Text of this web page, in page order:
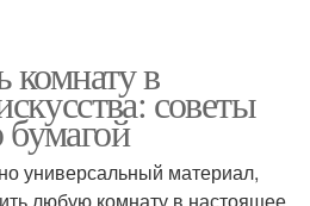
комнату в
советы
универсальный материал,